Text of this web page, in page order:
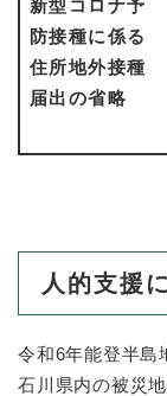
新型コロナ予
防接種に係る
住所地外接種
届出の省略
人的支援
令和6年能登半島
石川県内の被災